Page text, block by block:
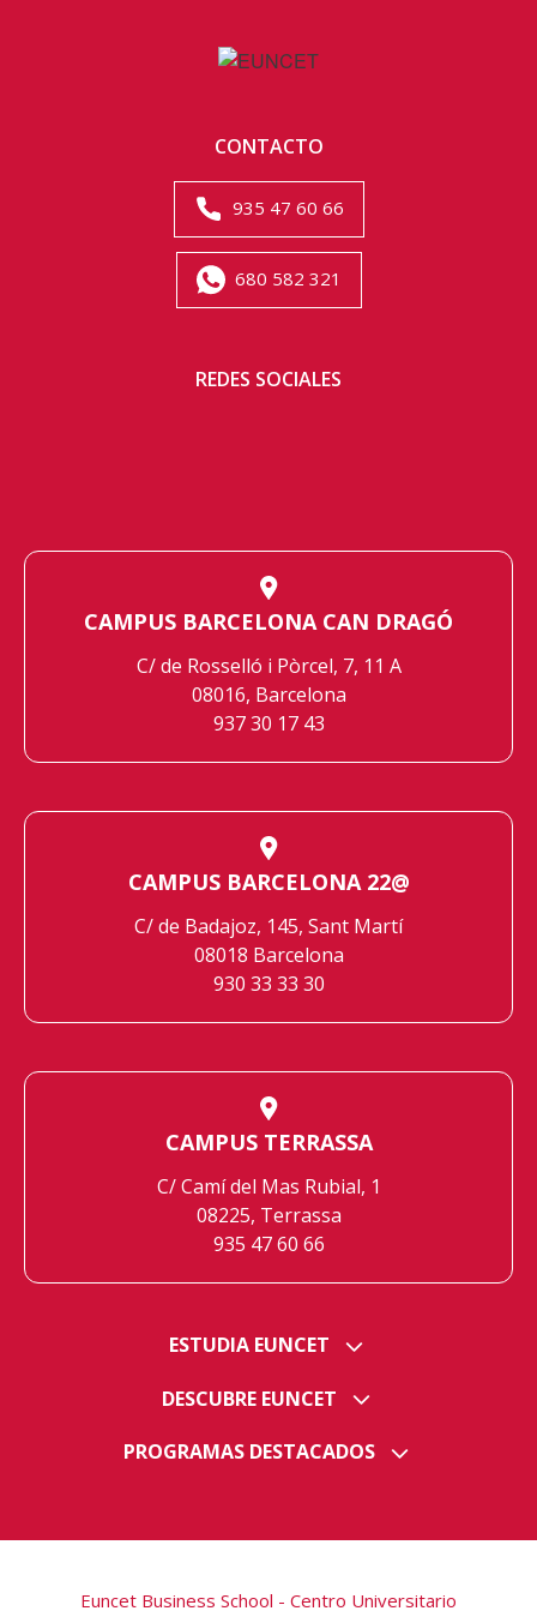
CONTACTO
935 47 60 66
680 582 321
REDES SOCIALES
ESTUDIA EUNCET
DESCUBRE EUNCET
PROGRAMAS DESTACADOS
CAMPUS BARCELONA CAN DRAGÓ
C/ de Rosselló i Pòrcel, 7, 11 A
08016, Barcelona
937 30 17 43
CAMPUS BARCELONA 22@
C/ de Badajoz, 145, Sant Martí
08018 Barcelona
930 33 33 30
CAMPUS TERRASSA
C/ Camí del Mas Rubial, 1
08225, Terrassa
935 47 60 66
Euncet Business School - Centro Universitario